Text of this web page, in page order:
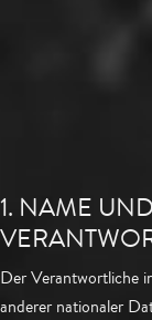
1. NAME
Der Verantwortliche
anderer nationaler